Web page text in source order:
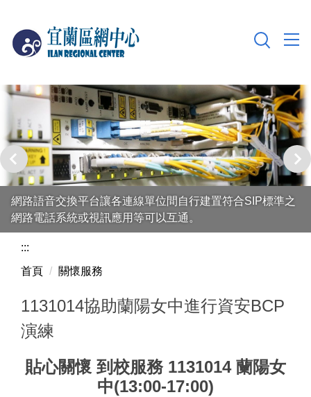
主
容
網路語音交換平台讓各連線單位間自行建置符合SIP標準之
網路電話系統或視訊應用等可以互通。
:::
首頁
關懷服務
1131014協助蘭陽女中進行資安BCP
演練
貼心關懷 到校服務 1131014 蘭陽女
中(13:00-17:00)